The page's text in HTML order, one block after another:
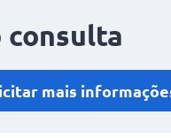
consulta
mais